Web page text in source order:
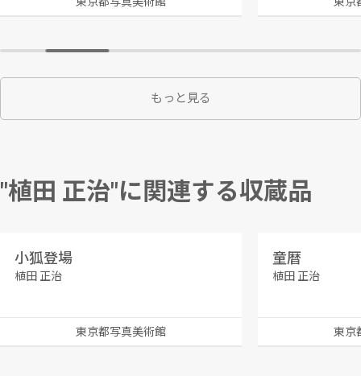
もっと見る
"植田 正治"に関連する収蔵品
小狐登場
植田 正治
東京都写真美術館
童暦
植田 正治
東京